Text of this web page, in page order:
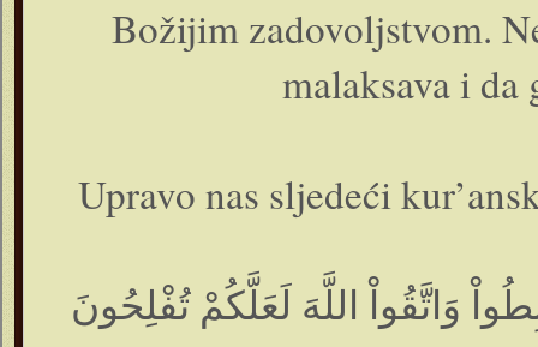
Božijim zadovoljstvom.
malaksava i da
Upravo nas sljedeći
وَاتَّقُواْ اللَّهَ لَعَلَّكُمْ تُفْلِحُونَ